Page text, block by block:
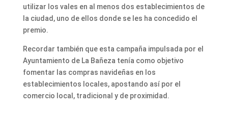
utilizar los vales en al menos dos establecimientos de
la ciudad, uno de ellos donde se les ha concedido el
premio.
Recordar también que esta campaña impulsada por el
Ayuntamiento de La Bañeza tenía como objetivo
fomentar las compras navideñas en los
establecimientos locales, apostando así por el
comercio local, tradicional y de proximidad.